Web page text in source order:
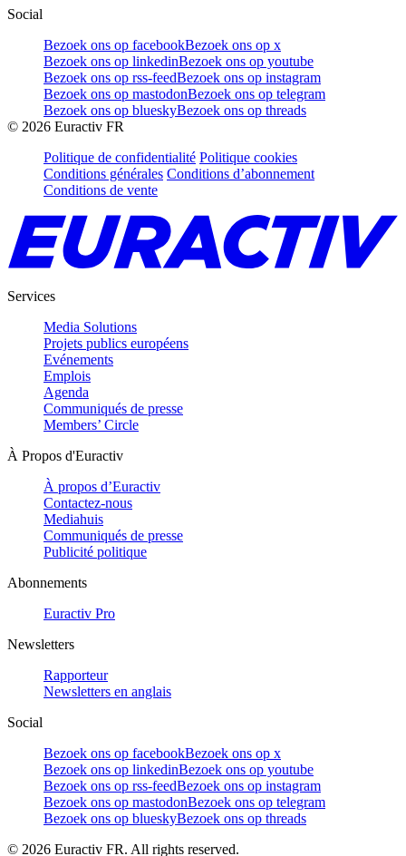
Social
Bezoek ons op facebookBezoek ons op x
Bezoek ons op linkedinBezoek ons op youtube
Bezoek ons op rss-feedBezoek ons op instagram
Bezoek ons op mastodonBezoek ons op telegram
Bezoek ons op blueskyBezoek ons op threads
© 2026 Euractiv FR
Politique de confidentialité Politique cookies
Conditions générales Conditions d’abonnement
Conditions de vente
Services
Media Solutions
Projets publics européens
Evénements
Emplois
Agenda
Communiqués de presse
Members’ Circle
À Propos d'Euractiv
À propos d’Euractiv
Contactez-nous
Mediahuis
Communiqués de presse
Publicité politique
Abonnements
Euractiv Pro
Newsletters
Rapporteur
Newsletters en anglais
Social
Bezoek ons op facebookBezoek ons op x
Bezoek ons op linkedinBezoek ons op youtube
Bezoek ons op rss-feedBezoek ons op instagram
Bezoek ons op mastodonBezoek ons op telegram
Bezoek ons op blueskyBezoek ons op threads
© 2026 Euractiv FR. All rights reserved.